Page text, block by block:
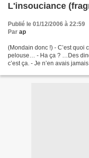
L'insouciance
Publié le 01/12/2006 à 22:59
Par ap
(Mondain donc !) - C’est quoi
pelouse… - Ha ça ? …Des
c’est ça. - Je n’en avais